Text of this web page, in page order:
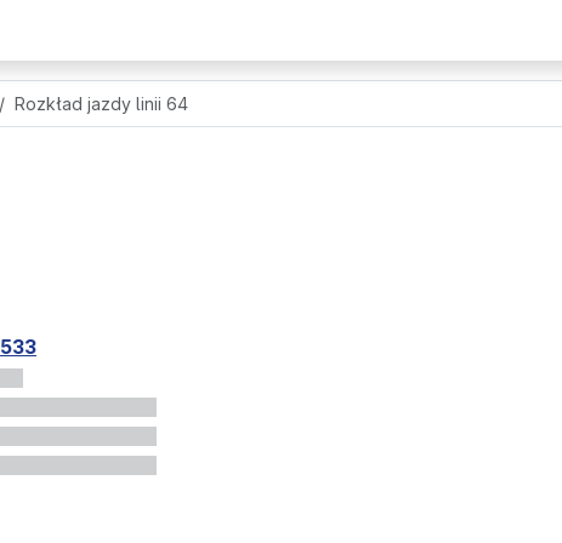
Rozkład jazdy linii 64
533